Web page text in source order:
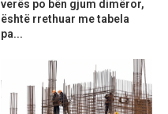
verës po bën gjum dimëror,
është rrethuar me tabela
pa...